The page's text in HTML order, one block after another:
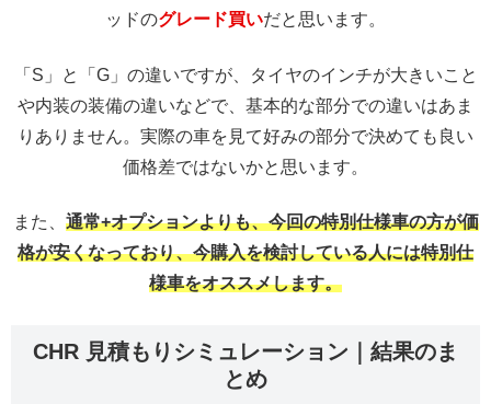
ッドのグレード買いだと思います。
「S」と「G」の違いですが、タイヤのインチが大きいこと
や内装の装備の違いなどで、基本的な部分での違いはあま
りありません。実際の車を見て好みの部分で決めても良い
価格差ではないかと思います。
また、 通常+オプションよりも、今回の特別仕様車の方が価
格が安くなっており、今購入を検討している人には特別仕
様車をオススメします。
CHR 見積もりシミュレーション｜結果のま
とめ